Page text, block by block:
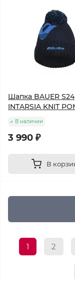
Шапка BAUER S24
INTARSIA KNIT
В наличии
3 990 ₽
В
1 2